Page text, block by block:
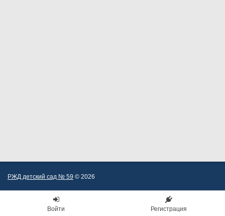
РЖД детский сад № 59 © 2026
Войти Регистрация